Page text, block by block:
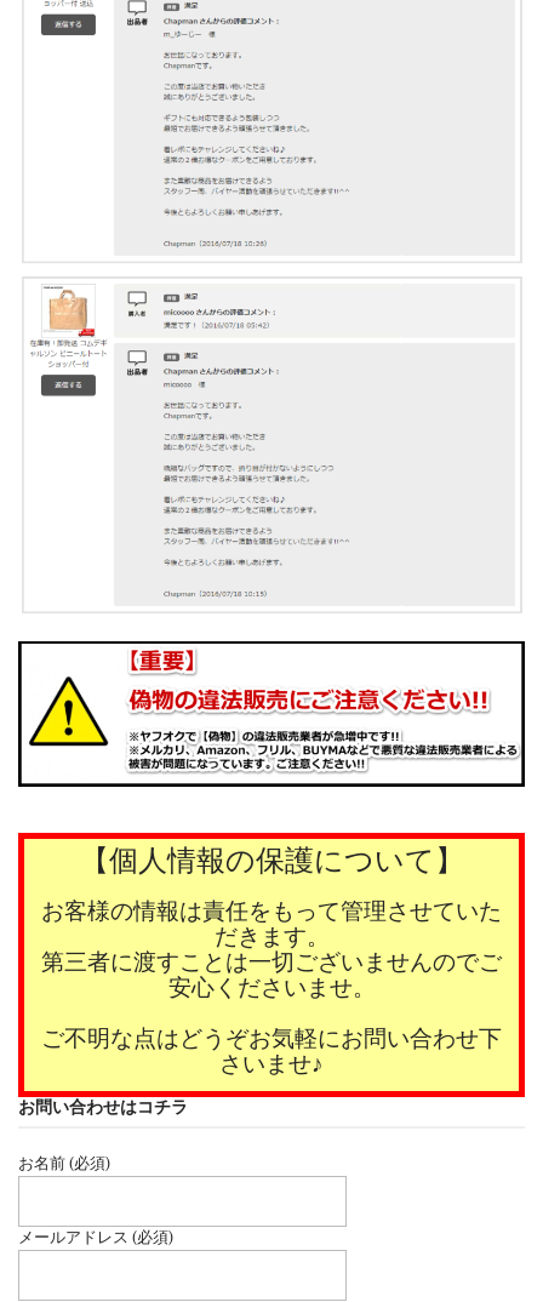
【個人情報の保護について】
お客様の情報は責任をもって管理させていた
だきます。
第三者に渡すことは一切ございませんのでご
安心くださいませ。
ご不明な点はどうぞお気軽にお問い合わせ下
さいませ♪
お問い合わせはコチラ
お名前 (必須)
メールアドレス (必須)